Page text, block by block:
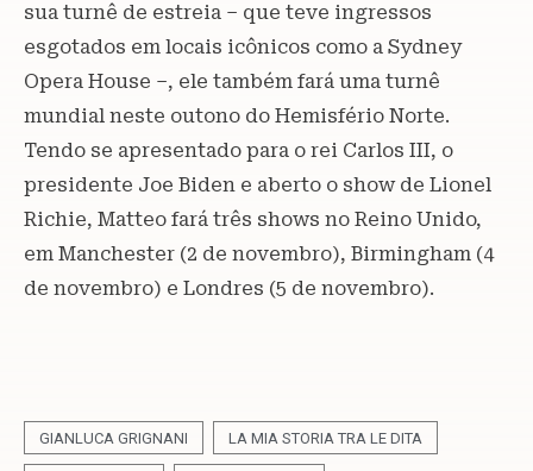
sua turnê de estreia – que teve ingressos
esgotados em locais icônicos como a Sydney
Opera House –, ele também fará uma turnê
mundial neste outono do Hemisfério Norte.
Tendo se apresentado para o rei Carlos III, o
presidente Joe Biden e aberto o show de Lionel
Richie, Matteo fará três shows no Reino Unido,
em Manchester (2 de novembro), Birmingham (4
de novembro) e Londres (5 de novembro).
GIANLUCA GRIGNANI LA MIA STORIA TRA LE DITA